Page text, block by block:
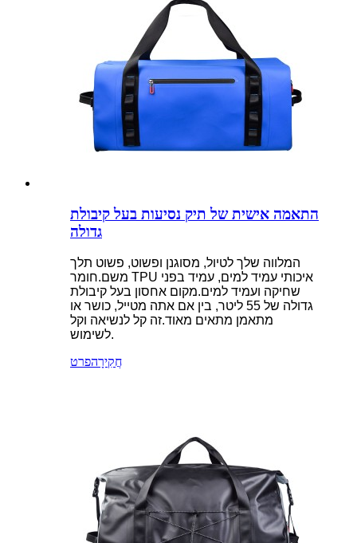
התאמה אישית של תיק נסיעות בעל קיבולת
גדולה
המלווה שלך לטיול, מסוגנן ופשוט, פשוט תלך
משם.חומר TPU איכותי עמיד למים, עמיד בפני
שחיקה ועמיד למים.מקום אחסון בעל קיבולת
גדולה של 55 ליטר, בין אם אתה מטייל, כושר או
מתאמן מתאים מאוד.זה קל לנשיאה וקל
לשימוש.
חֲקִירָהפרט